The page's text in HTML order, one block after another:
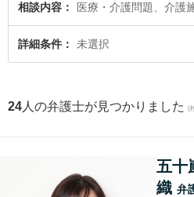
に弁護士に相談したい』『介護事故のトラ
を検索したい』『初回相談無料で介護事故
護士に相談予約したい』などでお困りの相
相談内容 医療・介護問題、介護
詳細条件 未選択
24 人の弁護士が見つかりました (
五十
織 弁